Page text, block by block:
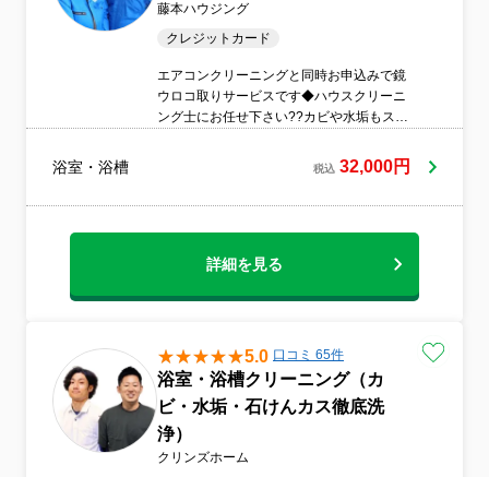
藤本ハウジング
クレジットカード
エアコンクリーニングと同時お申込みで鏡
ウロコ取りサービスです◆ハウスクリーニ
ング士にお任せ下さい??カビや水垢もスッ
◆女性スタッフ同行可能◆夜間早朝対応可
能◆ガラスの鱗もキレイになります??
浴室・浴槽 税込 32,000円
詳細を見る
5.0 口コミ 65件
浴室・浴槽クリーニング（カ
ビ・水垢・石けんカス徹底洗
浄）
クリンズホーム